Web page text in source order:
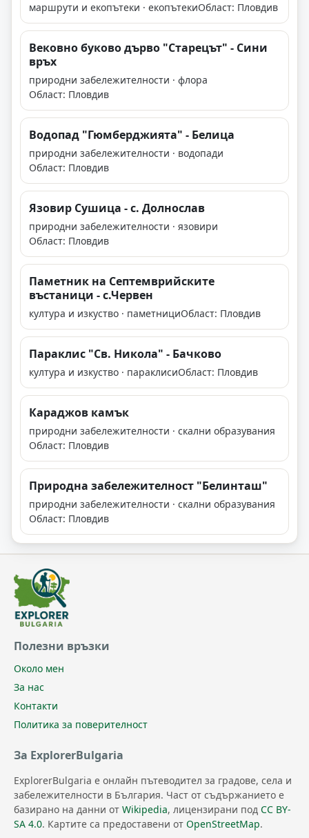
маршрути и екопътеки · екопътекиОбласт: Пловдив
Вековно буково дърво "Старецът" - Сини
връх
природни забележителности · флора
Област: Пловдив
Водопад "Гюмберджията" - Белица
природни забележителности · водопади
Област: Пловдив
Язовир Сушица - с. Долнослав
природни забележителности · язовири
Област: Пловдив
Паметник на Септемврийските
въстаници - с.Червен
култура и изкуство · паметнициОбласт: Пловдив
Параклис "Св. Никола" - Бачково
култура и изкуство · параклисиОбласт: Пловдив
Караджов камък
природни забележителности · скални образувания
Област: Пловдив
Природна забележителност "Белинташ"
природни забележителности · скални образувания
Област: Пловдив
Полезни връзки
Около мен
За нас
Контакти
Политика за поверителност
За ExplorerBulgaria
ExplorerBulgaria е онлайн пътеводител за градове, села и
забележителности в България. Част от съдържанието е
базирано на данни от Wikipedia, лицензирани под CC BY-
SA 4.0. Картите са предоставени от OpenStreetMap.